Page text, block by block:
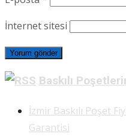
İnternet sitesi
Baskılı
İzmir Baskılı Poşet
Garantisi